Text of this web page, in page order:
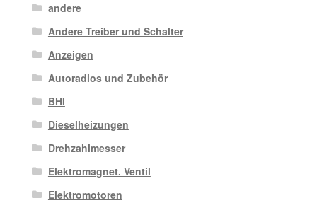
andere
Andere Treiber und Schalter
Anzeigen
Autoradios und Zubehör
BHI
Dieselheizungen
Drehzahlmesser
Elektromagnet. Ventil
Elektromotoren